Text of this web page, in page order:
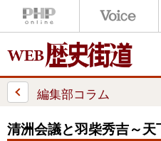
編集部コラム
清洲会議と羽柴秀吉～